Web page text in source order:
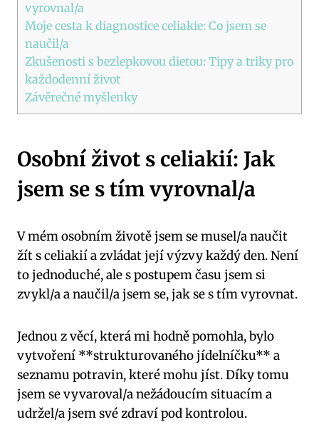
vyrovnal/a
Moje cesta k diagnostice celiakie: Co jsem se
naučil/a
Zkušenosti s bezlepkovou dietou: Tipy a triky pro
každodenní život
Závěrečné myšlenky
Osobní život s celiakií: Jak
jsem se s tím vyrovnal/a
V mém osobním životě jsem se musel/a naučit
žít s celiakií a zvládat její výzvy každý den. Není
to jednoduché, ale s postupem času jsem si
zvykl/a a naučil/a jsem se, jak se s tím vyrovnat.
Jednou z věcí, která mi hodně pomohla, bylo
vytvoření **strukturovaného jídelníčku** a
seznamu potravin, které mohu jíst. Díky tomu
jsem se vyvaroval/a nežádoucím situacím a
udržel/a jsem své zdraví pod kontrolou.